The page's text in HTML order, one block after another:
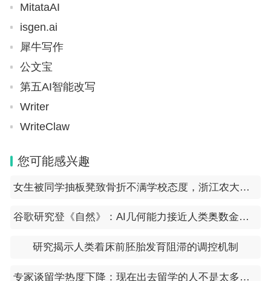
MitataAI
isgen.ai
犀牛写作
公文宝
第五AI智能改写
Writer
WriteClaw
您可能感兴趣
女生被同学抽板凳致骨折不满学校态度，浙江农大：已积极协调
谷歌研究登《自然》：AI几何能力接近人类奥数金牌选手
研究揭示人类着床前胚胎发育阻滞的调控机制
专家谈留学热度下降：现在出去留学的人不是太多了，而是太少